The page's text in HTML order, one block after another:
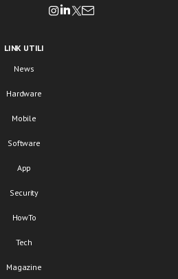
LINK UTILI
News
Hardware
Mobile
Software
App
Security
HowTo
Tech
Magazine